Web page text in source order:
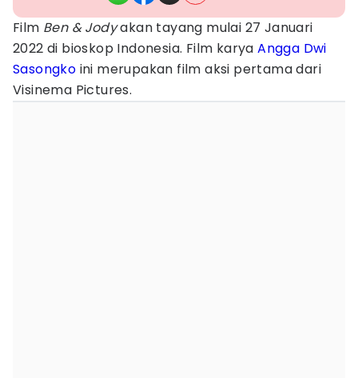
Film Ben & Jodyakan tayang mulai 27 Januari
2022 di bioskop Indonesia. Film karyaAngga Dwi
Sasongko ini merupakan film aksi pertama dari
Visinema Pictures.